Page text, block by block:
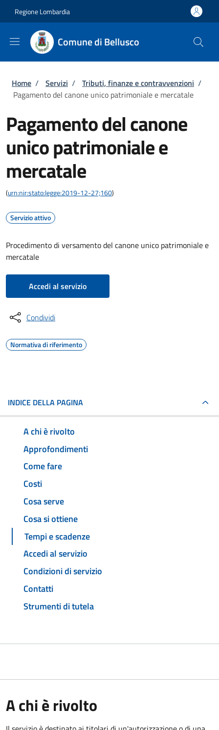
Regione Lombardia
Comune di Bellusco
Briciole di pane
Home / Servizi / Tributi, finanze e contravvenzioni /
Pagamento del canone unico patrimoniale e mercatale
Pagamento del canone
unico patrimoniale e
mercatale
(urn:nir:stato:legge:2019-12-27;160)
Servizio attivo
Procedimento di versamento del canone unico patrimoniale e
mercatale
Accedi al servizio
Condividi
Normativa di riferimento
INDICE DELLA PAGINA
A chi è rivolto
Approfondimenti
Come fare
Costi
Cosa serve
Cosa si ottiene
Tempi e scadenze
Accedi al servizio
Condizioni di servizio
Contatti
Strumenti di tutela
A chi è rivolto